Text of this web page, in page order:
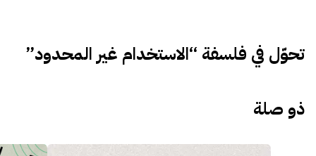
تحوّل في فلسفة “الاستخدام غير المحدود”
ذو صلة